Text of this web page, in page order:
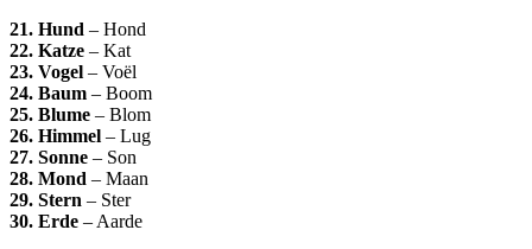
21. Hund – Hond
22. Katze – Kat
23. Vogel – Voël
24. Baum – Boom
25. Blume – Blom
26. Himmel – Lug
27. Sonne – Son
28. Mond – Maan
29. Stern – Ster
30. Erde – Aarde